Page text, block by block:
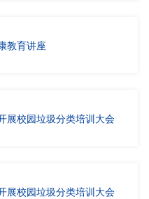
教育讲座
展校园垃圾分类培训大会
展校园垃圾分类培训大会